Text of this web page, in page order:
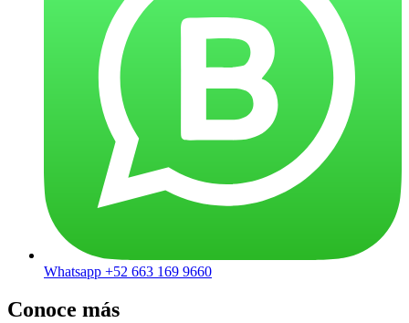
Whatsapp +52 663 169 9660
Conoce más